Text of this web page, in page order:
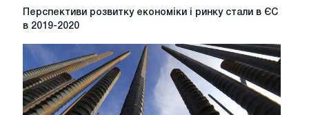
Перспективи
розвитку
ринку
стали
в
ЄС
Перспективи розвитку економіки і ринку стали в ЄС
в 2019-2020